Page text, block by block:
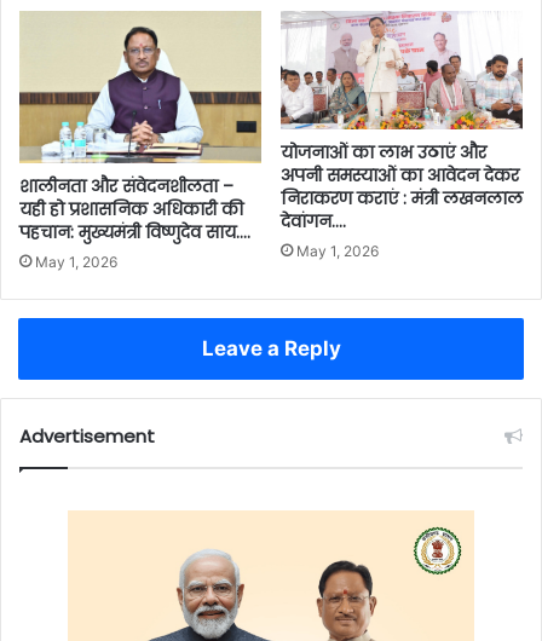
शालीनता और संवेदनशीलता –
यही हो प्रशासनिक अधिकारी की
पहचान: मुख्यमंत्री विष्णुदेव साय….
May 1, 2026
योजनाओं का लाभ उठाएं और
अपनी समस्याओं का आवेदन देकर
निराकरण कराएं : मंत्री लखनलाल
देवांगन….
May 1, 2026
Leave a Reply
Advertisement